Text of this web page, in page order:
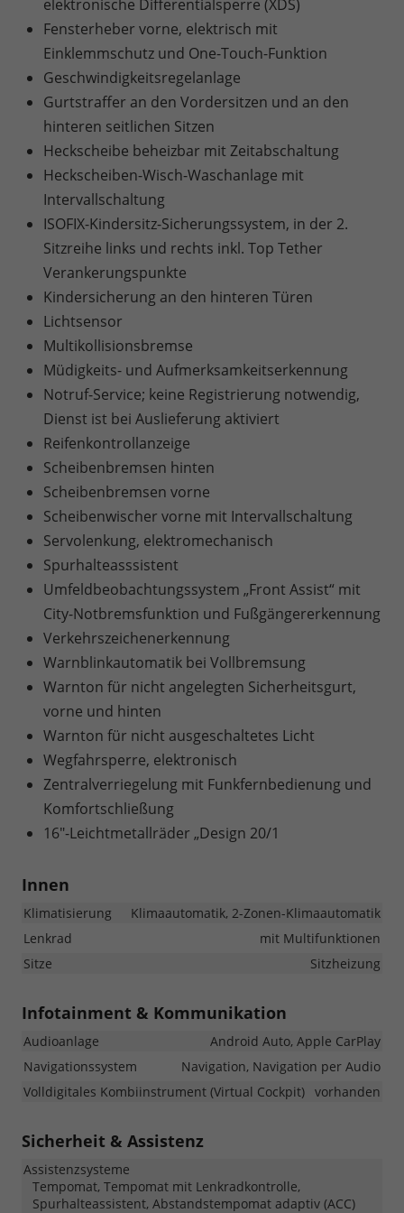
elektronische Differentialsperre (XDS)
Fensterheber vorne, elektrisch mit
Einklemmschutz und One-Touch-Funktion
Geschwindigkeitsregelanlage
Gurtstraffer an den Vordersitzen und an den
hinteren seitlichen Sitzen
Heckscheibe beheizbar mit Zeitabschaltung
Heckscheiben-Wisch-Waschanlage mit
Intervallschaltung
ISOFIX-Kindersitz-Sicherungssystem, in der 2.
Sitzreihe links und rechts inkl. Top Tether
Verankerungspunkte
Kindersicherung an den hinteren Türen
Lichtsensor
Multikollisionsbremse
Müdigkeits- und Aufmerksamkeitserkennung
Notruf-Service; keine Registrierung notwendig,
Dienst ist bei Auslieferung aktiviert
Reifenkontrollanzeige
Scheibenbremsen hinten
Scheibenbremsen vorne
Scheibenwischer vorne mit Intervallschaltung
Servolenkung, elektromechanisch
Spurhalteasssistent
Umfeldbeobachtungssystem „Front Assist“ mit
City-Notbremsfunktion und Fußgängererkennung
Verkehrszeichenerkennung
Warnblinkautomatik bei Vollbremsung
Warnton für nicht angelegten Sicherheitsgurt,
vorne und hinten
Warnton für nicht ausgeschaltetes Licht
Wegfahrsperre, elektronisch
Zentralverriegelung mit Funkfernbedienung und
Komfortschließung
16"-Leichtmetallräder „Design 20/1
Innen
Klimatisierung
Klimaautomatik, 2-Zonen-Klimaautomatik
Lenkrad
mit Multifunktionen
Sitze
Sitzheizung
Infotainment & Kommunikation
Audioanlage
Android Auto, Apple CarPlay
Navigationssystem
Navigation, Navigation per Audio
Volldigitales Kombiinstrument (Virtual Cockpit) vorhanden
Sicherheit & Assistenz
Assistenzsysteme
Tempomat, Tempomat mit Lenkradkontrolle,
Spurhalteassistent, Abstandstempomat adaptiv (ACC)